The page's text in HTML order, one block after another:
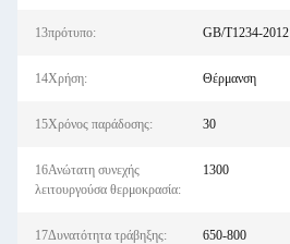
13πρότυπο: GB/T1234-2012
14Χρήση: Θέρμανση
15Χρόνος παράδοσης: 30
16Ανώτατη συνεχής
λειτουργούσα θερμοκρασία:
1300
17Δυνατότητα τράβηξης: 650-800